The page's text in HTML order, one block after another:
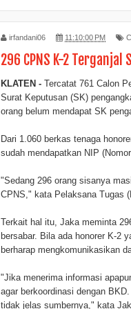
irfandani06 11:10:00 PM
296 CPNS K-2 Terganjal
KLATEN - Tercatat 761 Calon
Surat Keputusan (SK)
orang belum mendapat SK
Dari 1.060 berkas tenaga
sudah mendapatkan NIP
"Sedang 296 orang sisanya
CPNS," kata Pelaksana Tugas
Terkait hal itu, Jaka meminta
bersabar. Bila ada honorer K-2
berharap mengkomunikasikan
"Jika menerima informasi
agar berkoordinasi dengan
tidak jelas sumbernya," kata